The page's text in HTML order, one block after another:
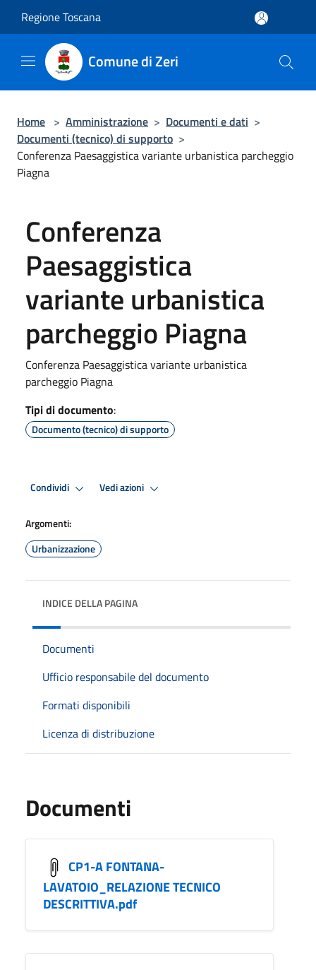
Regione Toscana
Comune di Zeri
Home > Amministrazione > Documenti e dati >
Documenti (tecnico) di supporto >
Conferenza Paesaggistica variante urbanistica parcheggio
Piagna
Conferenza
Paesaggistica
variante urbanistica
parcheggio Piagna
Conferenza Paesaggistica variante urbanistica
parcheggio Piagna
Tipi di documento:
Documento (tecnico) di supporto
Condividi Vedi azioni
Argomenti:
Urbanizzazione
INDICE DELLA PAGINA
Documenti
Ufficio responsabile del documento
Formati disponibili
Licenza di distribuzione
Documenti
CP1-A FONTANA-
LAVATOIO_RELAZIONE TECNICO
DESCRITTIVA.pdf